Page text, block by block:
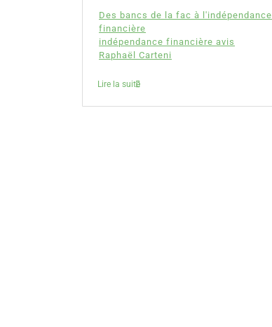
Des bancs de la fac à l'indépendance
financière
indépendance financière avis
Raphaël Carteni
Lire la suite